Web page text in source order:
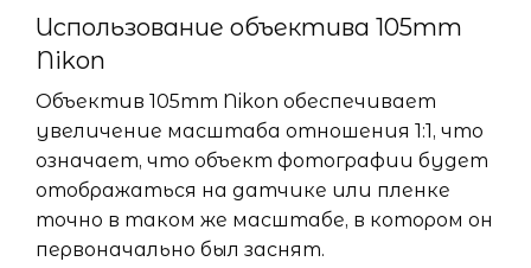
Использование объектива 105mm
Nikon
Объектив 105mm Nikon обеспечивает
увеличение масштаба отношения 1:1, что
означает, что объект фотографии будет
отображаться на датчике или пленке
точно в таком же масштабе, в котором он
первоначально был заснят.